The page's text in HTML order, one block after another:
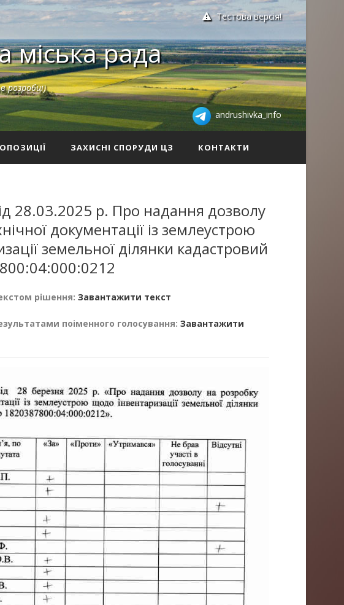
Тестова версія!
міська рада
розробці)
andrushivka_info
ЗАХИСНІ СПОРУДИ ЦЗ КОНТАКТИ
28.03.2025 р. Про надання дозволу
документації із землеустрою
земельної ділянки кадастровий
рішення: Завантажити текст
поіменного голосування: Завантажити